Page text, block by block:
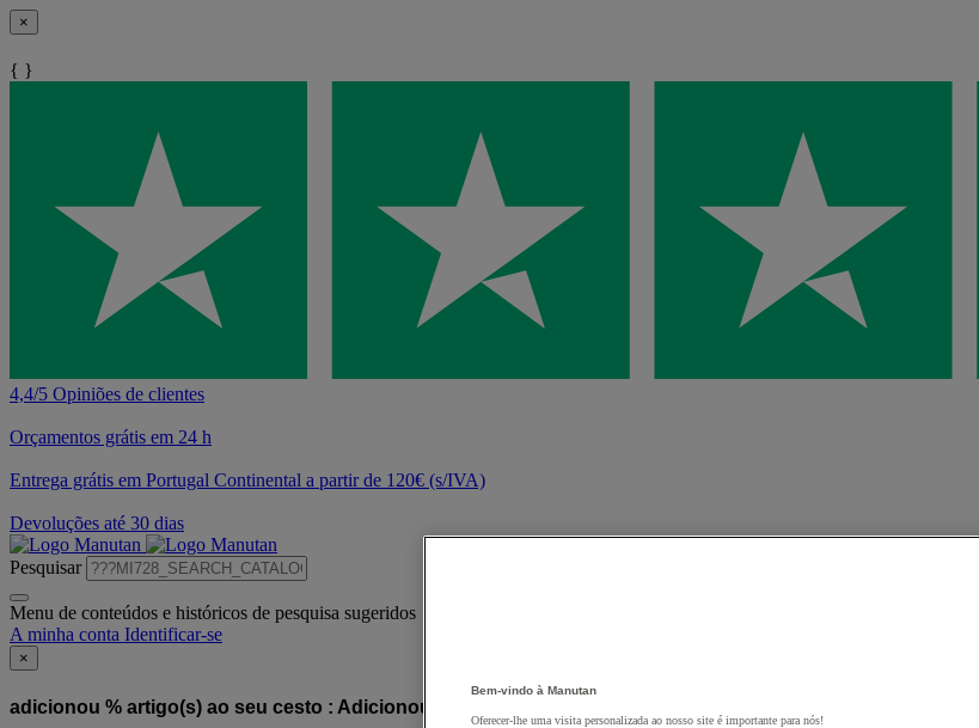
×
{ }
4,4/5 Opiniões de clientes
Orçamentos grátis em 24 h
Entrega grátis em Portugal Continental a partir de 120€ (s/IVA)
Devoluções até 30 dias
Pesquisar
Menu de conteúdos e históricos de pesquisa sugeridos
A minha conta Identificar-se
×
adicionou % artigo(s) ao seu cesto : Adicionou este artigo ao seu cesto :
Bem-vindo à Manutan
Oferecer-lhe uma visita personalizada ao nosso site é importante para nós!